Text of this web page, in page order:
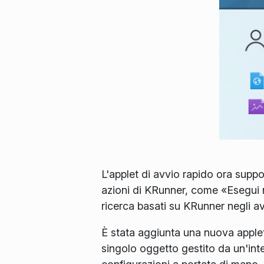
L'applet di avvio rapido ora
azioni di KRunner, come
ricerca basati su KRunner negli
È stata aggiunta una nuova
singolo oggetto gestito da